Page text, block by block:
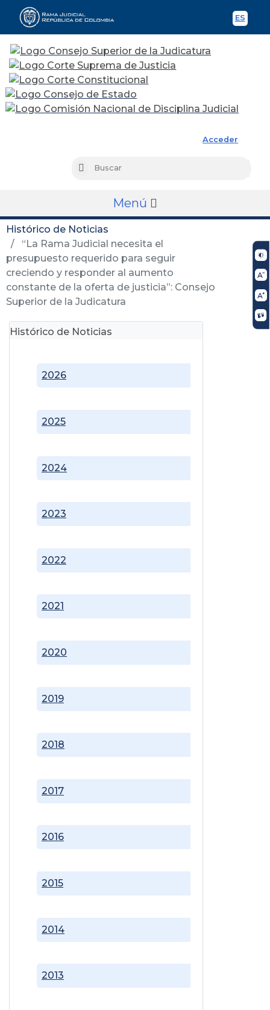
ES
Acceder
Buscar
Menú
Histórico de Noticias
“La Rama Judicial necesita el
presupuesto requerido para seguir
creciendo y responder al aumento
constante de la oferta de justicia”: Consejo
Superior de la Judicatura
Histórico de Noticias
2013
2014
2015
2016
2017
2018
2019
2020
2021
2022
2023
2024
2025
2026